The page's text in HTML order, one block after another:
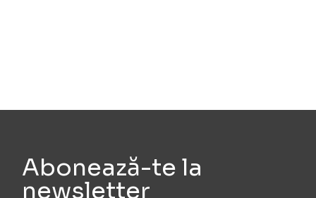
Abonează-te la
newsletter